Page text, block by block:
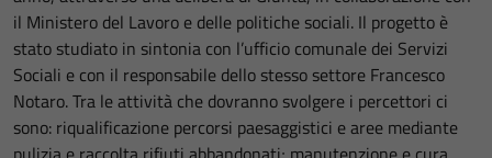
il Ministero del Lavoro e delle politiche sociali. Il progetto è
stato studiato in sintonia con l’ufficio comunale dei Servizi
Sociali e con il responsabile dello stesso settore Francesco
Notaro. Tra le attività che dovranno svolgere i percettori ci
sono: riqualificazione percorsi paesaggistici e aree mediante